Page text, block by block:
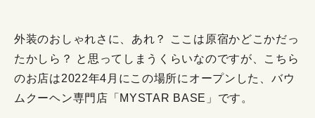
外装のおしゃれさに、あれ？ ここは原宿かどこかだっ
たかしら？ と思ってしまうくらいなのですが、こちら
のお店は2022年4月にこの場所にオープンした、バウ
ムクーヘン専門店「MYSTAR BASE」です。